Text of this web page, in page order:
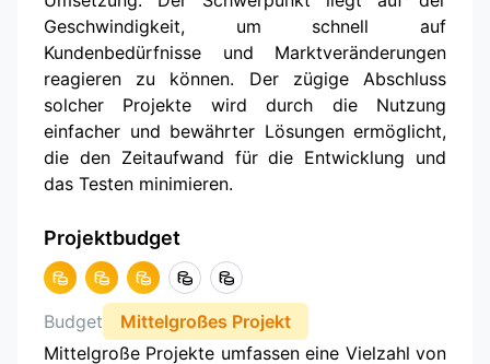
Geschwindigkeit, um schnell auf
Kundenbedürfnisse und Marktveränderungen
reagieren zu können. Der zügige Abschluss
solcher Projekte wird durch die Nutzung
einfacher und bewährter Lösungen ermöglicht,
die den Zeitaufwand für die Entwicklung und
das Testen minimieren.
Projektbudget
Budget
Mittelgroßes Projekt
Mittelgroße Projekte umfassen eine Vielzahl von